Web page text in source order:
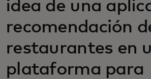
idea de una
recomendación
restaurantes en
plataforma para